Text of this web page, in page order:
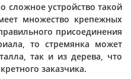
сложное устройство такой
множество крепежных
присоединения
то стремянка может
так и из дерева, что
заказчика.